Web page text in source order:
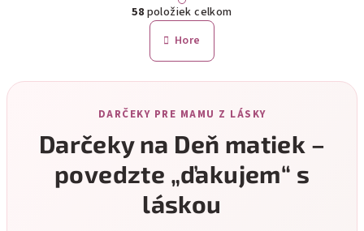
v
l
á
c
e
p
r
v
á
n
k
o
v
n
i
e
58 položiek celkom
Hore
DARČEKY PRE MAMU Z LÁSKY
Darčeky na Deň matiek –
povedzte „ďakujem“ s
láskou